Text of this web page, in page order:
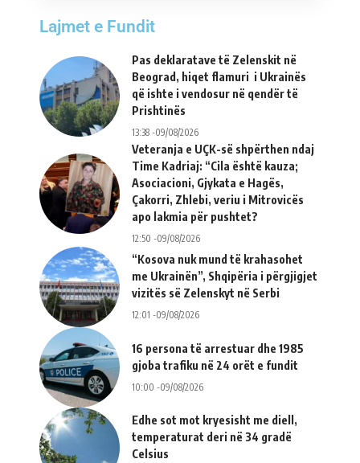
Lajmet e Fundit
Pas deklaratave të Zelenskit në
Beograd, hiqet flamuri i Ukrainës
që ishte i vendosur në qendër të
Prishtinës
13:38 -09/08/2026
Veteranja e UÇK-së shpërthen ndaj
Time Kadriaj: “Cila është kauza;
Asociacioni, Gjykata e Hagës,
Çakorri, Zhlebi, veriu i Mitrovicës
apo lakmia për pushtet?
12:50 -09/08/2026
“Kosova nuk mund të krahasohet
me Ukrainën”, Shqipëria i përgjigjet
vizitës së Zelenskyt në Serbi
12:01 -09/08/2026
16 persona të arrestuar dhe 1985
gjoba trafiku në 24 orët e fundit
10:00 -09/08/2026
Edhe sot mot kryesisht me diell,
temperaturat deri në 34 gradë
Celsius